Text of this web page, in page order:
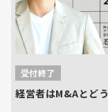
受付終了
経営者はM&Aとど